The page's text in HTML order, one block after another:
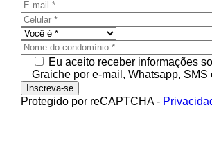
Eu aceito receber informações
Graiche por e-mail, Whatsapp, SMS
Protegido por reCAPTCHA-